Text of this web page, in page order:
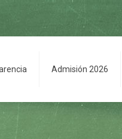
Admisión 2026